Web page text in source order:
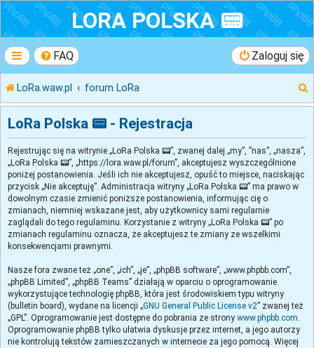
LORA POLSKA 📟
FAQ Zaloguj się
LoRa.waw.pl forum LoRa
z
LoRa Polska 📟 - Rejestracja
Rejestrując się na witrynie „LoRa Polska 📟”, zwanej dalej „my”, ”nas”, „nasza”,
„LoRa Polska 📟”, „https://lora.waw.pl/forum”, akceptujesz wyszczególnione
poniżej postanowienia. Jeśli ich nie akceptujesz, opuść to miejsce, naciskając
przycisk „Nie akceptuję”. Administracja witryny „LoRa Polska 📟” ma prawo w
dowolnym czasie zmienić poniższe postanowienia, informując cię o
zmianach, niemniej wskazane jest, aby użytkownicy sami regularnie
zaglądali do tego regulaminu. Korzystanie z witryny „LoRa Polska 📟” po
zmianach regulaminu oznacza, że akceptujesz te zmiany ze wszelkimi
konsekwencjami prawnymi.
Nasze fora zwane też „one”, „ich”, „je”, „phpBB software”, „www.phpbb.com”,
„phpBB Limited”, „phpBB Teams” działają w oparciu o oprogramowanie
wykorzystujące technologię phpBB, która jest środowiskiem typu witryny
(bulletin board), wydane na licencji „GNU General Public License v2” zwanej też
„GPL”. Oprogramowanie jest dostępne do pobrania ze strony www.phpbb.com.
Oprogramowanie phpBB tylko ułatwia dyskusje przez internet, a jego autorzy
nie kontrolują tekstów zamieszczanych w internecie za jego pomocą. Więcej